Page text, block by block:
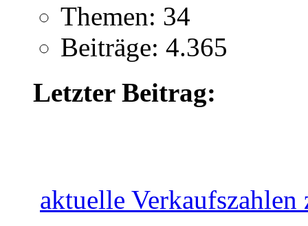
Themen: 34
Beiträge: 4.365
Letzter Beitrag:
aktuelle Verkaufszahlen